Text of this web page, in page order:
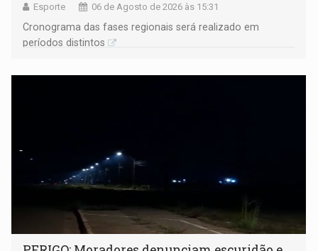
Esporte 06 de Agosto de 2026 às 15:31
Cronograma das fases regionais será realizado em
períodos distintos